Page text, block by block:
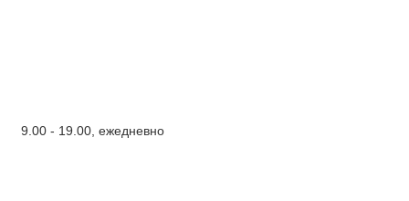
9.00 - 19.00, ежедневно